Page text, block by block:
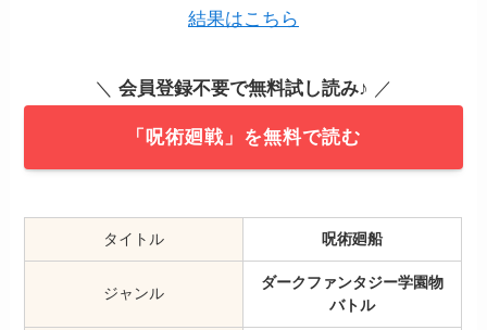
結果はこちら
＼ 会員登録不要で無料試し読み♪ ／
「呪術廻戦」を無料で読む
タイトル 呪術廻船
ジャンル
ダークファンタジー学園物
バトル